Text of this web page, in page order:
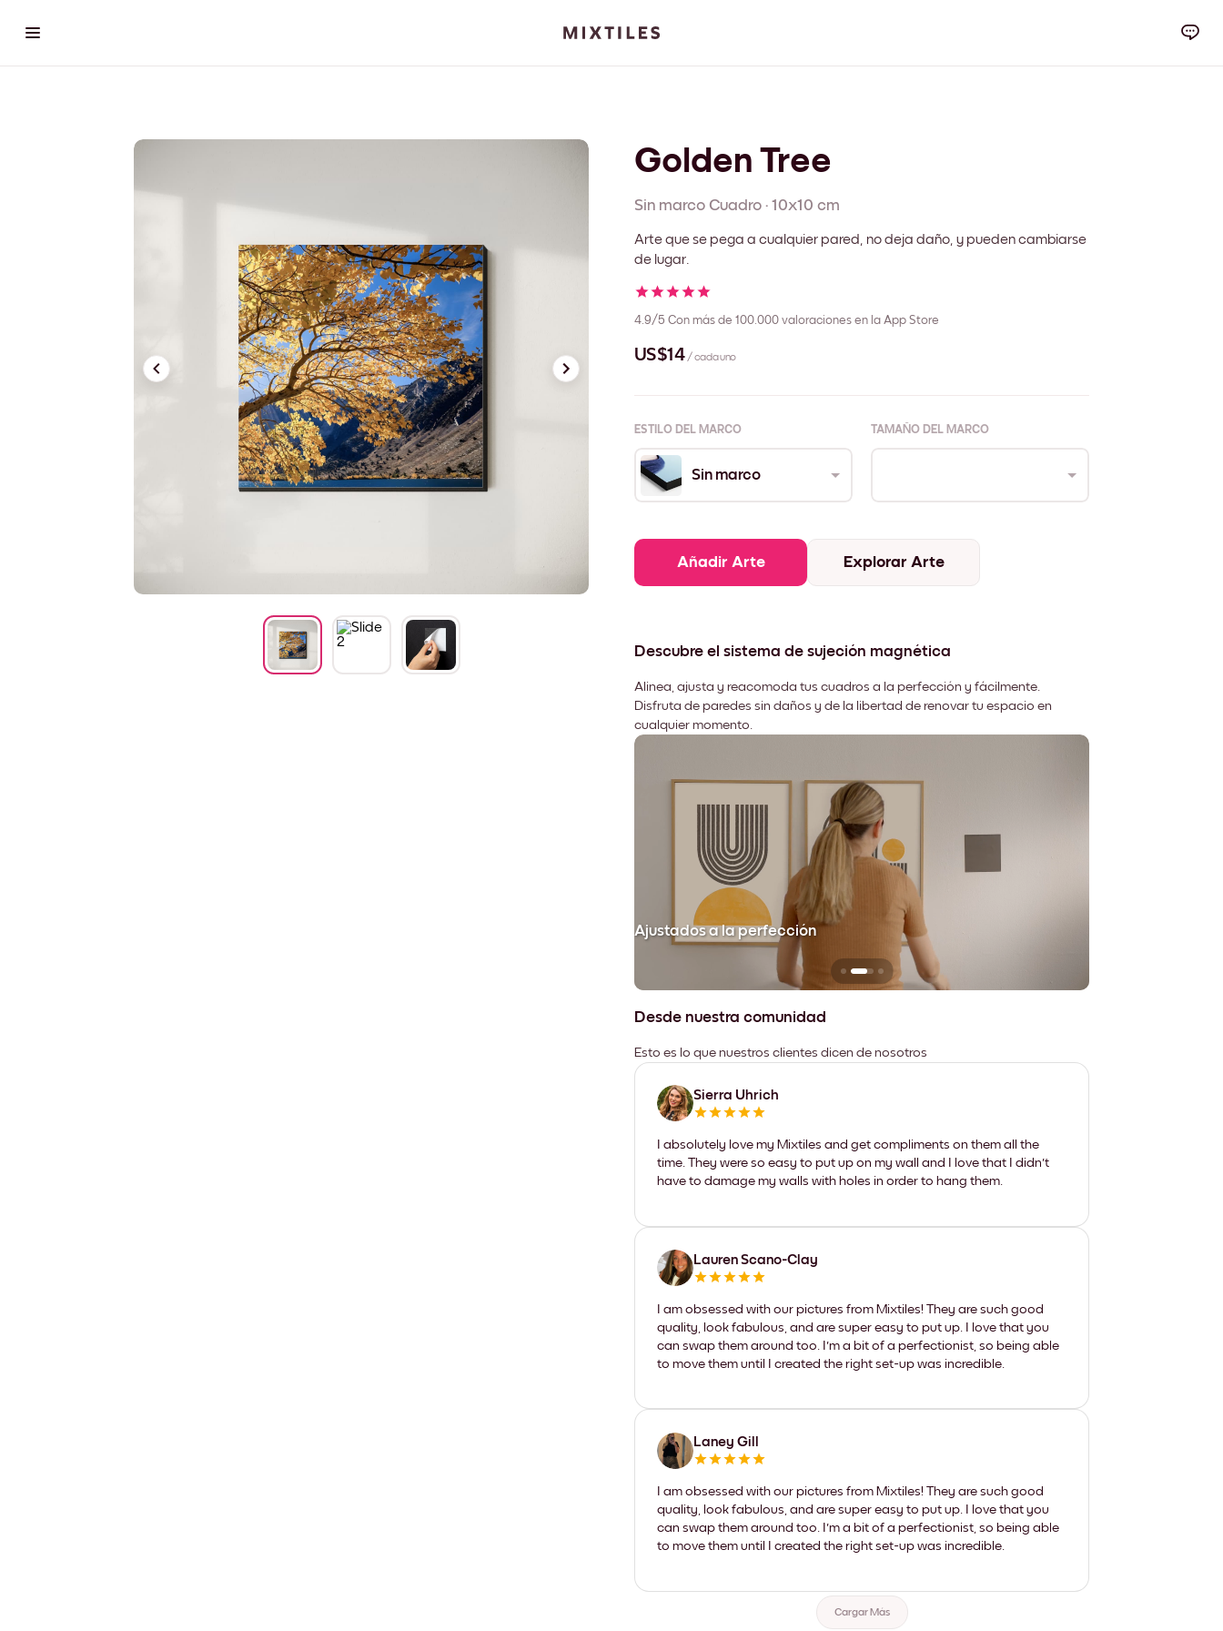
Golden Tree
Sin marco Cuadro · 10x10 cm
Arte que se pega a cualquier pared, no deja daño, y pueden cambiarse
de lugar.
4.9/5 Con más de 100.000 valoraciones en la App Store
US$14 / cada uno
ESTILO DEL MARCO TAMAÑO DEL MARCO
Sin marco
Añadir Arte Explorar Arte
Descubre el sistema de sujeción magnética
Alinea, ajusta y reacomoda tus cuadros a la perfección y fácilmente.
Disfruta de paredes sin daños y de la libertad de renovar tu espacio en
cualquier momento.
Ajustados a la perfección
Desde nuestra comunidad
Esto es lo que nuestros clientes dicen de nosotros
Sierra Uhrich
I absolutely love my Mixtiles and get compliments on them all the
time. They were so easy to put up on my wall and I love that I didn't
have to damage my walls with holes in order to hang them.
Lauren Scano-Clay
I am obsessed with our pictures from Mixtiles! They are such good
quality, look fabulous, and are super easy to put up. I love that you
can swap them around too. I'm a bit of a perfectionist, so being able
to move them until I created the right set-up was incredible.
Laney Gill
I am obsessed with our pictures from Mixtiles! They are such good
quality, look fabulous, and are super easy to put up. I love that you
can swap them around too. I'm a bit of a perfectionist, so being able
to move them until I created the right set-up was incredible.
Cargar Más